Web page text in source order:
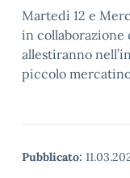
Martedì 12 e
in collaborazione
allestiranno
piccolo
Pubblicato: